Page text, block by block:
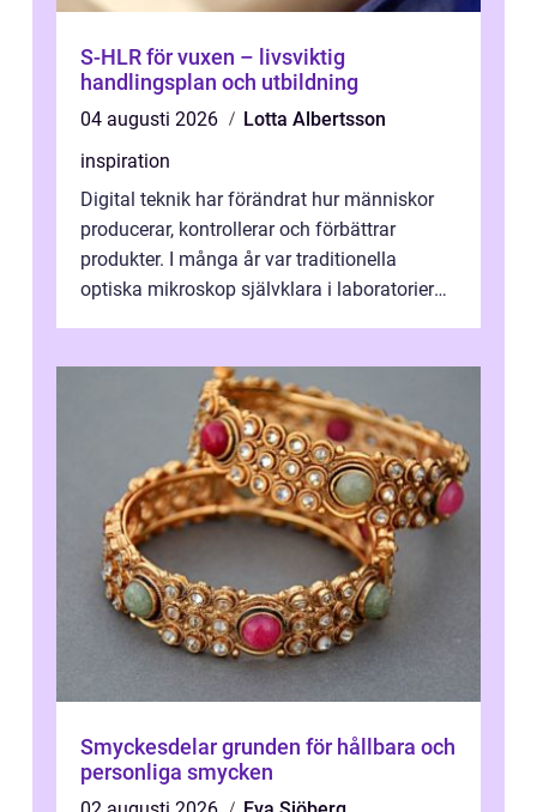
S-HLR för vuxen – livsviktig
handlingsplan och utbildning
04 augusti 2026
Lotta Albertsson
inspiration
Digital teknik har förändrat hur människor
producerar, kontrollerar och förbättrar
produkter. I många år var traditionella
optiska mikroskop självklara i laboratorier
Smyckesdelar grunden för hållbara och
personliga smycken